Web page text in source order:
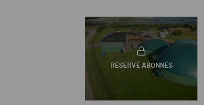
RÉSERVÉ ABONNÉS